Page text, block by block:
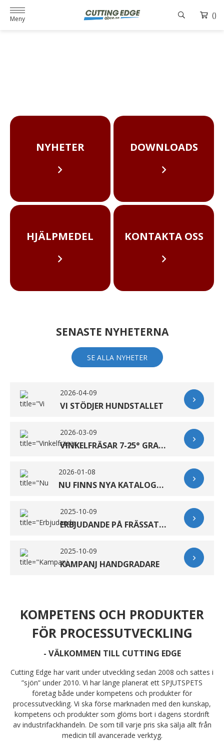
NYHETER DOWNLOADS
HJÄLPMEDEL KONTAKTA OSS
SENASTE NYHETERNA
SE ALLA NYHETER
2026-04-09
VI STÖDJER HUNDSTALLET
2026-03-09
VINKELFRÄSAR 7-25° GRADER/ SIDA
2026-01-08
NU FINNS NYA KATALOGEN BAS 2026 HÄR!
2025-10-09
ERBJUDANDE PÅ FRÄSSATS G2CSH3412 Ø4-6-8-10 & 12MM
2025-10-09
KAMPANJ HANDGRADARE
KOMPETENS OCH PRODUKTER
FÖR PROCESSUTVECKLING
- VÄLKOMMEN TILL CUTTING EDGE
Cutting Edge har varit under utveckling sedan 2008 och sattes i
”sjön” under 2010. Vi har länge planerat ett SPJUTSPETS
företag både under kompetens och produkter för
processutveckling. Vi ska förse marknaden med den kunskap,
kompetens och produkter som glöms bort i dagens stordrift
av industrifackhandeln. De som till varje pris ska sälja allt från
medicin till avancerade verktyg.
Meny ()